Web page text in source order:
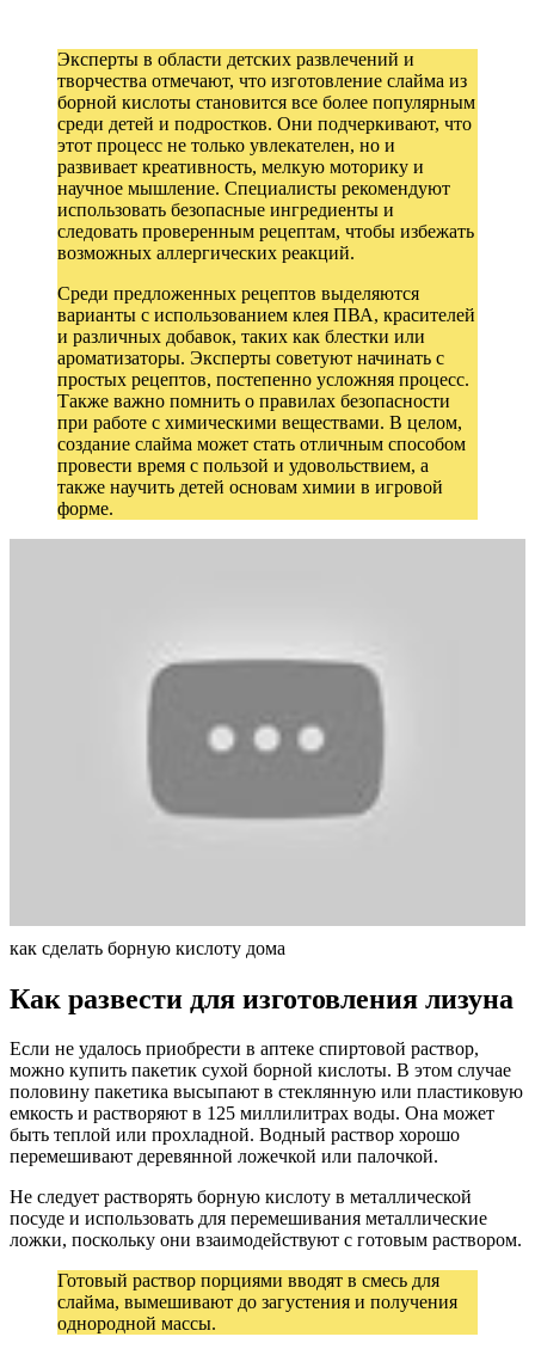
Эксперты в области детских развлечений и
творчества отмечают, что изготовление слайма из
борной кислоты становится все более популярным
среди детей и подростков. Они подчеркивают, что
этот процесс не только увлекателен, но и
развивает креативность, мелкую моторику и
научное мышление. Специалисты рекомендуют
использовать безопасные ингредиенты и
следовать проверенным рецептам, чтобы избежать
возможных аллергических реакций.
Среди предложенных рецептов выделяются
варианты с использованием клея ПВА, красителей
и различных добавок, таких как блестки или
ароматизаторы. Эксперты советуют начинать с
простых рецептов, постепенно усложняя процесс.
Также важно помнить о правилах безопасности
при работе с химическими веществами. В целом,
создание слайма может стать отличным способом
провести время с пользой и удовольствием, а
также научить детей основам химии в игровой
форме.
как сделать борную кислоту дома
Как развести для изготовления лизуна
Если не удалось приобрести в аптеке спиртовой раствор,
можно купить пакетик сухой борной кислоты. В этом случае
половину пакетика высыпают в стеклянную или пластиковую
емкость и растворяют в 125 миллилитрах воды. Она может
быть теплой или прохладной. Водный раствор хорошо
перемешивают деревянной ложечкой или палочкой.
Не следует растворять борную кислоту в металлической
посуде и использовать для перемешивания металлические
ложки, поскольку они взаимодействуют с готовым раствором.
Готовый раствор порциями вводят в смесь для
слайма, вымешивают до загустения и получения
однородной массы.